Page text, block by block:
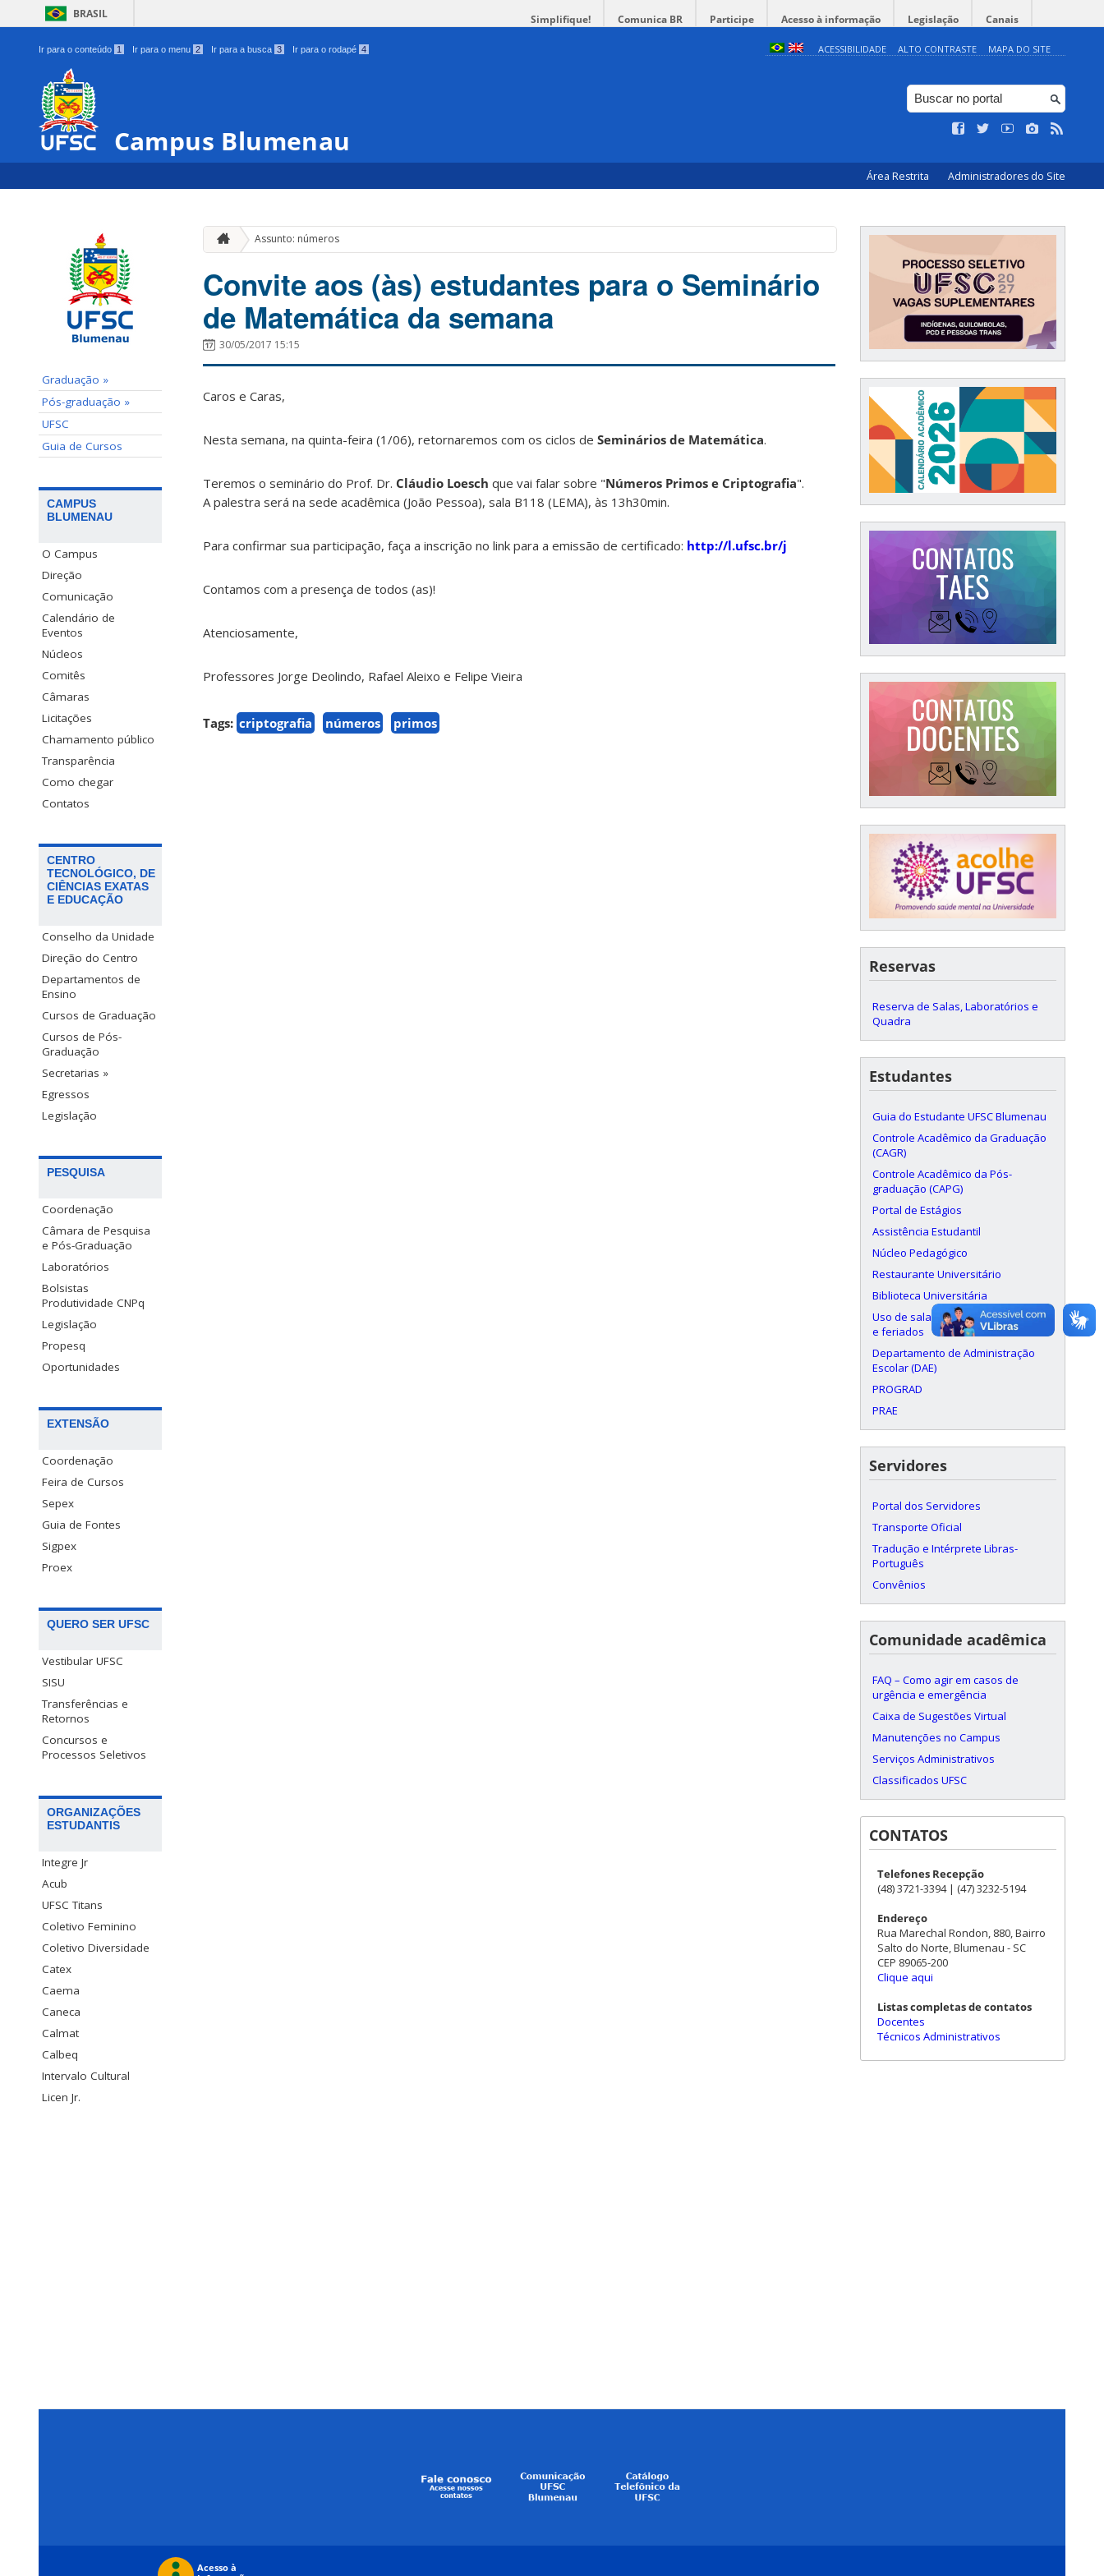
BRASIL Simplifique! Comunica BR Participe Acesso à informação Legislação Canais
Ir para o conteúdo 1 Ir para o menu 2 Ir para a busca 3 Ir para o rodapé 4 ACESSIBILIDADE ALTO CONTRASTE MAPA DO SITE
Campus Blumenau
Área Restrita Administradores do Site
Graduação »
Pós-graduação »
UFSC
Guia de Cursos
CAMPUS
BLUMENAU
O Campus
Direção
Comunicação
Calendário de
Eventos
Núcleos
Comitês
Câmaras
Licitações
Chamamento público
Transparência
Como chegar
Contatos
CENTRO
TECNOLÓGICO, DE
CIÊNCIAS EXATAS
E EDUCAÇÃO
Conselho da Unidade
Direção do Centro
Departamentos de
Ensino
Cursos de Graduação
Cursos de Pós-
Graduação
Secretarias »
Egressos
Legislação
PESQUISA
Coordenação
Câmara de Pesquisa
e Pós-Graduação
Laboratórios
Bolsistas
Produtividade CNPq
Legislação
Propesq
Oportunidades
EXTENSÃO
Coordenação
Feira de Cursos
Sepex
Guia de Fontes
Sigpex
Proex
QUERO SER UFSC
Vestibular UFSC
SISU
Transferências e
Retornos
Concursos e
Processos Seletivos
ORGANIZAÇÕES
ESTUDANTIS
Integre Jr
Acub
UFSC Titans
Coletivo Feminino
Coletivo Diversidade
Catex
Caema
Caneca
Calmat
Calbeq
Intervalo Cultural
Licen Jr.
Assunto: números
Convite aos (às) estudantes para o Seminário
de Matemática da semana
30/05/2017 15:15
Caros e Caras,
Nesta semana, na quinta-feira (1/06), retornaremos com os ciclos de Seminários de Matemática.
Teremos o seminário do Prof. Dr. Cláudio Loesch que vai falar sobre "Números Primos e Criptografia".
A palestra será na sede acadêmica (João Pessoa), sala B118 (LEMA), às 13h30min.
Para confirmar sua participação, faça a inscrição no link para a emissão de certificado: http://l.ufsc.br/j
Contamos com a presença de todos (as)!
Atenciosamente,
Professores Jorge Deolindo, Rafael Aleixo e Felipe Vieira
Tags: criptografia números primos
Reservas
Reserva de Salas, Laboratórios e
Quadra
Estudantes
Guia do Estudante UFSC Blumenau
Controle Acadêmico da Graduação
(CAGR)
Controle Acadêmico da Pós-
graduação (CAPG)
Portal de Estágios
Assistência Estudantil
Núcleo Pedagógico
Restaurante Universitário
Biblioteca Universitária
Uso de salas aos finais de semana
e feriados
Departamento de Administração
Escolar (DAE)
PROGRAD
PRAE
Servidores
Portal dos Servidores
Transporte Oficial
Tradução e Intérprete Libras-
Português
Convênios
Comunidade acadêmica
FAQ – Como agir em casos de
urgência e emergência
Caixa de Sugestões Virtual
Manutenções no Campus
Serviços Administrativos
Classificados UFSC
CONTATOS
Telefones Recepção
(48) 3721-3394 | (47) 3232-5194
Endereço
Rua Marechal Rondon, 880, Bairro
Salto do Norte, Blumenau - SC
CEP 89065-200
Clique aqui
Listas completas de contatos
Docentes
Técnicos Administrativos